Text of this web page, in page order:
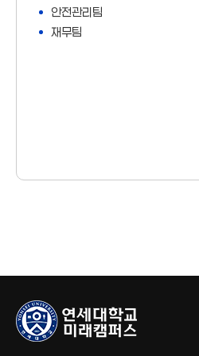
안전관리팀
재무팀